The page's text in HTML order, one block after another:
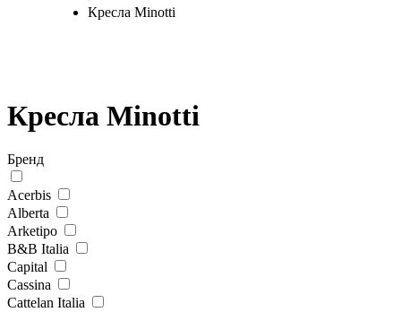
Кресла Minotti
Кресла Minotti
Бренд
Acerbis
Alberta
Arketipo
B&B Italia
Capital
Cassina
Cattelan Italia